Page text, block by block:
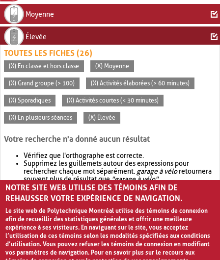
Moyenne
Élevée
TOUTES LES FICHES (26)
(X) En classe et hors classe (X) Moyenne
(X) Grand groupe (> 100) (X) Activités élaborées (> 60 minutes)
(X) Sporadiques (X) Activités courtes (< 30 minutes)
(X) En plusieurs séances (X) Élevée
Votre recherche n'a donné aucun résultat
Vérifiez que l'orthographe est correcte.
Supprimez les guillemets autour des expressions pour
rechercher chaque mot séparément. garage à véloretournera
souvent plus de résultat que"garage à vélo".
Envisagez d'élargir votre recherche avec OR.garage OR vélo
retournera souvent plus de résultat quegarage à vélo
NOTRE SITE WEB UTILISE DES TÉMOINS AFIN DE
REHAUSSER VOTRE EXPÉRIENCE DE NAVIGATION.
Le site web de Polytechnique Montréal utilise des témoins de connexion
afin de recueillir des statistiques générales et offrir une meilleure
expérience à ses visiteurs. En naviguant sur le site, vous acceptez
l’utilisation de ces témoins selon les modalités spécifiées aux conditions
d’utilisation. Vous pouvez refuser les témoins de connexion en modifiant
vos paramètres de navigation. Pour en savoir plus sur le recours aux